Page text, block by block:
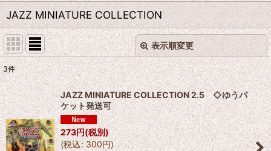
JAZZ MINIATURE COLLECTION
表示順変更
表示数:
並び順:
絞り込む
閉じる
3件
JAZZ MINIATURE COLLECTION 2.5 ◇ゆうパ
ケット発送可
273円(税別)
(税込: 300円)